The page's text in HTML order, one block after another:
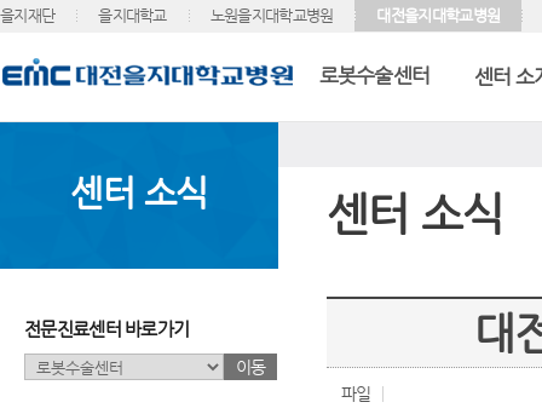
을지재단 을지대학교 노원을지대학교병원 대전을지대학교병원
로봇수술센터 센터 소
센터 소식
전문진료센터 바로가기
이동
센터 소식
대
파일